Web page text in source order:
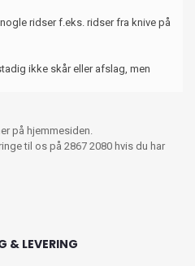
ridser f.eks. ridser fra knive på
ikke skår eller afslag, men
på hjemmesiden.
til os på 2867 2080 hvis du har
& LEVERING